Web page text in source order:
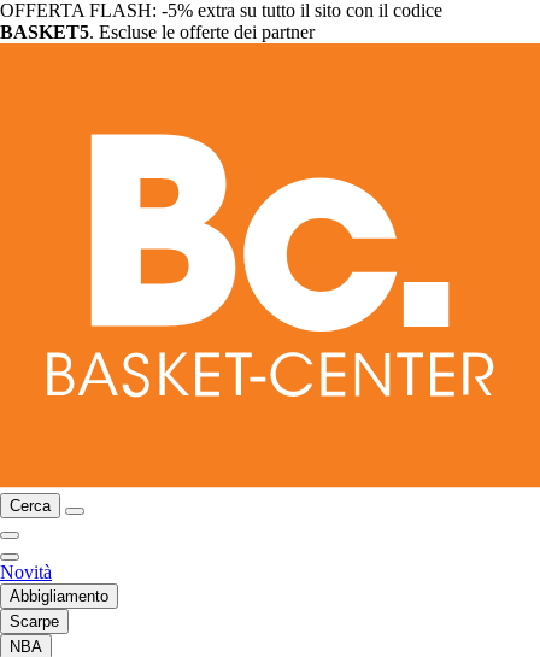
OFFERTA FLASH: -5% extra su tutto il sito con il codice
BASKET5. Escluse le offerte dei partner
Cerca
Novità
Abbigliamento
Scarpe
NBA